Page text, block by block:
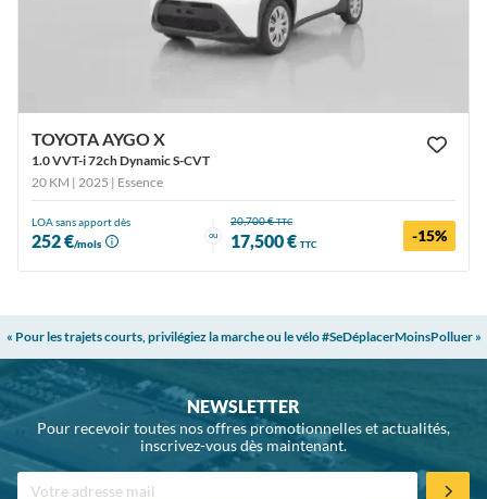
TOYOTA AYGO X
1.0 VVT-i 72ch Dynamic S-CVT
20 KM | 2025 | Essence
LOA sans apport dès
252 €/mois
ou
20,700 €TTC
17,500 € TTC -15%
« Pour les trajets courts, privilégiez la marche ou le vélo #SeDéplacerMoinsPolluer »
NEWSLETTER
Pour recevoir toutes nos offres promotionnelles et actualités,
inscrivez-vous dès maintenant.